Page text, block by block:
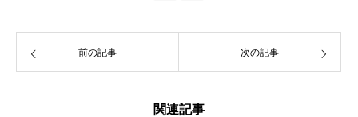
前の記事 次の記事
関連記事